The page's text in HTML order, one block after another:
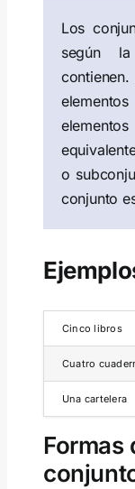
Los
según
o
conjunto
Cinco libros
Cuatro
Una cartelera
Formas